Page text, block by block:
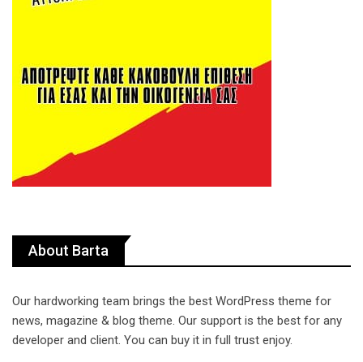
About Barta
Our hardworking team brings the best WordPress theme for
news, magazine & blog theme. Our support is the best for any
developer and client. You can buy it in full trust enjoy.